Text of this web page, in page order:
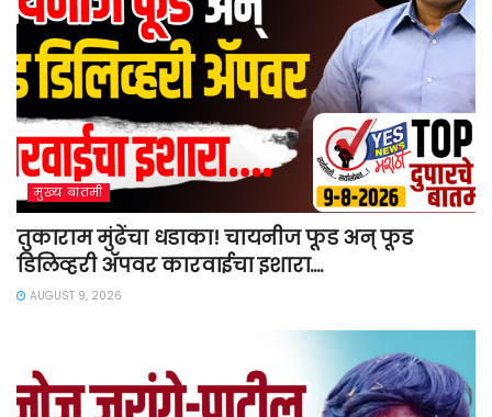
मुख्य बातमी
तुकाराम मुंढेंचा धडाका! चायनीज फूड अन् फूड
डिलिव्हरी ॲपवर कारवाईचा इशारा….
AUGUST 9, 2026